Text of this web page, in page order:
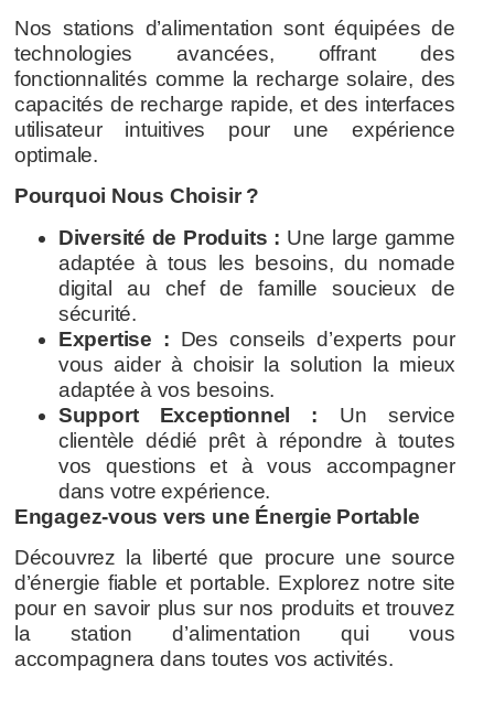
Nos stations d’alimentation sont équipées de
technologies avancées, offrant des
fonctionnalités comme la recharge solaire, des
capacités de recharge rapide, et des interfaces
utilisateur intuitives pour une expérience
optimale.
Pourquoi Nous Choisir ?
Diversité de Produits : Une large gamme
adaptée à tous les besoins, du nomade
digital au chef de famille soucieux de
sécurité.
Expertise : Des conseils d’experts pour
vous aider à choisir la solution la mieux
adaptée à vos besoins.
Support Exceptionnel : Un service
clientèle dédié prêt à répondre à toutes
vos questions et à vous accompagner
dans votre expérience.
Engagez-vous vers une Énergie Portable
Découvrez la liberté que procure une source
d’énergie fiable et portable. Explorez notre site
pour en savoir plus sur nos produits et trouvez
la station d’alimentation qui vous
accompagnera dans toutes vos activités.